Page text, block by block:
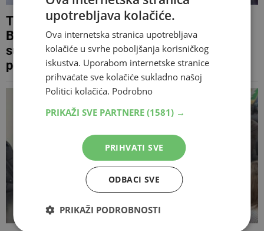
Tko je tajno osiguravao Vučića kod
Bugojna? Specijalci krenuli prema
sumnjivim muškarcima, oni quadovima
pobjegli u šumu
upotrebljava kolačiće.
Ova internetska stranica upotrebljava
kolačiće u svrhe poboljšanja korisničkog
iskustva. Uporabom internetske stranice
prihvaćate sve kolačiće sukladno našoj
Politici kolačića. Podrobno
PRIKAŽI SVE PARTNERE (1581) →
PRIHVATI SVE
ODBACI SVE
PRIKAŽI PODROBNOSTI